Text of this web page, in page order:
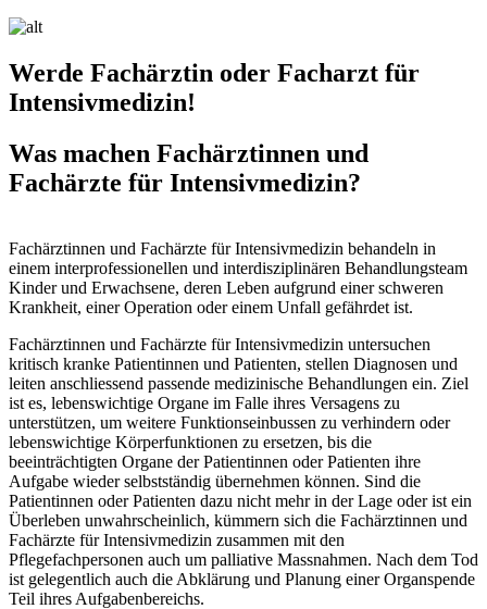
Werde Fachärztin oder Facharzt für
Intensivmedizin!
Was machen Fachärztinnen und
Fachärzte für Intensivmedizin?
Fachärztinnen und Fachärzte für Intensivmedizin behandeln in
einem interprofessionellen und interdisziplinären Behandlungsteam
Kinder und Erwachsene, deren Leben aufgrund einer schweren
Krankheit, einer Operation oder einem Unfall gefährdet ist.
Fachärztinnen und Fachärzte für Intensivmedizin untersuchen
kritisch kranke Patientinnen und Patienten, stellen Diagnosen und
leiten anschliessend passende medizinische Behandlungen ein. Ziel
ist es, lebenswichtige Organe im Falle ihres Versagens zu
unterstützen, um weitere Funktionseinbussen zu verhindern oder
lebenswichtige Körperfunktionen zu ersetzen, bis die
beeinträchtigten Organe der Patientinnen oder Patienten ihre
Aufgabe wieder selbstständig übernehmen können. Sind die
Patientinnen oder Patienten dazu nicht mehr in der Lage oder ist ein
Überleben unwahrscheinlich, kümmern sich die Fachärztinnen und
Fachärzte für Intensivmedizin zusammen mit den
Pflegefachpersonen auch um palliative Massnahmen. Nach dem Tod
ist gelegentlich auch die Abklärung und Planung einer Organspende
Teil ihres Aufgabenbereichs.